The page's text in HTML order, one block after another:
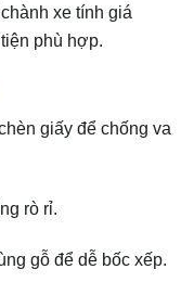
xe tính giá
phù hợp.
giấy để chống va
rò rỉ.
gỗ để dễ bốc xếp.